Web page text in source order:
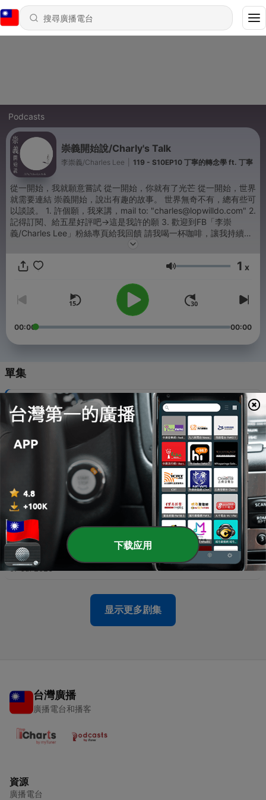
Podcasts
崇義開始說/Charly's Talk
李崇義/Charles Lee 119 - S10EP10 丁寧的轉念學 ft. 丁寧
從一開始，我就願意嘗試 從一開始，你就有了光芒 從一開始，世界
就需要連結 崇義開始，說出有趣的故事。 世界無奇不有，總有些可
以談談。 1. 許個願，我來講，mail to: "charles@lopwilldo.com" 2.
記得訂閱、給五星好評吧->這是我許的願 3. 歡迎到FB「李崇
義/Charles Lee」粉絲專頁給我回饋 請我喝一杯咖啡，讓我持續創
作吧！ https://pse.is/4643z2 -- Hosting provided by
音量 1 x
00:00 00:00
單集
S10EP10 丁寧的轉念學 ft. 丁寧
04 Aug 2026
118 - S10EP9 情境智慧 ft. 瓦基
S10EP8 來一場撞擊心靈的旅行吧
21 Jul 2026
S10EP7 創造新的腦神經迴路 ft. 楊知暖
14 Jul 2026
115 - S10EP6 內在整理 ft. 廖心筠
07 Jul 2026
显示更多剧集
台灣廣播
廣播電台和播客
資源
廣播電台
下载应用